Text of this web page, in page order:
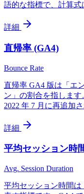
語的な指標で、計算式
詳細
直帰率 (GA4)
Bounce Rate
直帰率 GA4 版は「エ
ン」の割合を指します
2022 年 7 月に再追加
詳細
平均セッション時
Avg. Session Duration
平均セッション時間